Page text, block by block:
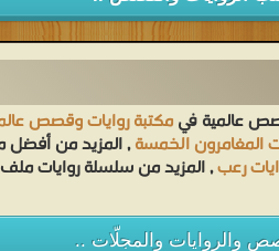
عالمية فيمكتبة روايات وقصص
المغامرون الخمسة, المزيد من أفضل
رعب, المزيد من سلسلة روايات
والروايات والمجلّات ..